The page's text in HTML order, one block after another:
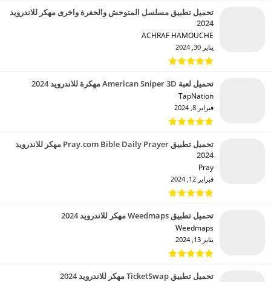
تحميل تطبيق مسلسل المتوحش والحفرة واخرى مهكر للاندرويد
2024
ACHRAF HAMOUCHE‏
يناير 30, 2024
تحميل لعبة American Sniper 3D مهكرة للاندرويد 2024
TapNation‏
فبراير 8, 2024
تحميل تطبيق Pray.com Bible Daily Prayer مهكر للاندرويد
2024
Pray‏
فبراير 12, 2024
تحميل تطبيق Weedmaps مهكر للاندرويد 2024
Weedmaps‏
يناير 13, 2024
تحميل تطبيق TicketSwap مهكر للاندرويد 2024